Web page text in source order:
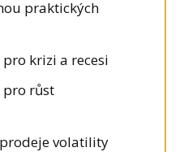
praktických
krizi a recesi
růst
volatility